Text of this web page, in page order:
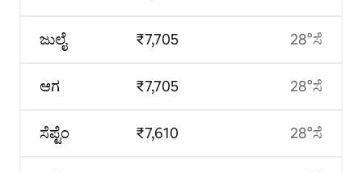
ಜುಲೈ
ಆಗ
ಸೆಪ್ಟೆಂ
₹7,705
₹7,705
₹7,610
28°ಸೆ
28°ಸೆ
28°ಸೆ